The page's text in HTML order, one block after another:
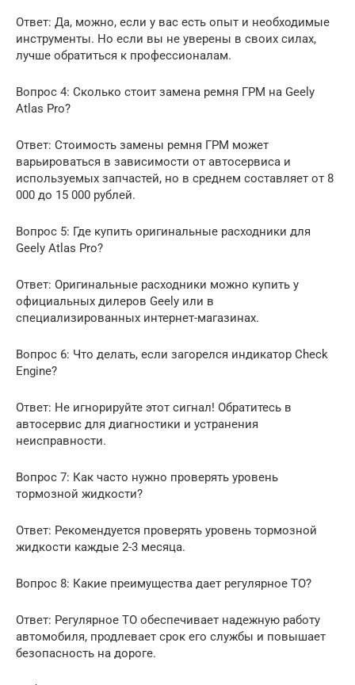
Ответ: Да, можно, если у вас есть опыт и необходимые
инструменты. Но если вы не уверены в своих силах,
лучше обратиться к профессионалам.
Вопрос 4: Сколько стоит замена ремня ГРМ на Geely
Atlas Pro?
Ответ: Стоимость замены ремня ГРМ может
варьироваться в зависимости от автосервиса и
используемых запчастей, но в среднем составляет от 8
000 до 15 000 рублей.
Вопрос 5: Где купить оригинальные расходники для
Geely Atlas Pro?
Ответ: Оригинальные расходники можно купить у
официальных дилеров Geely или в
специализированных интернет-магазинах.
Вопрос 6: Что делать, если загорелся индикатор Check
Engine?
Ответ: Не игнорируйте этот сигнал! Обратитесь в
автосервис для диагностики и устранения
неисправности.
Вопрос 7: Как часто нужно проверять уровень
тормозной жидкости?
Ответ: Рекомендуется проверять уровень тормозной
жидкости каждые 2-3 месяца.
Вопрос 8: Какие преимущества дает регулярное ТО?
Ответ: Регулярное ТО обеспечивает надежную работу
автомобиля, продлевает срок его службы и повышает
безопасность на дороге.